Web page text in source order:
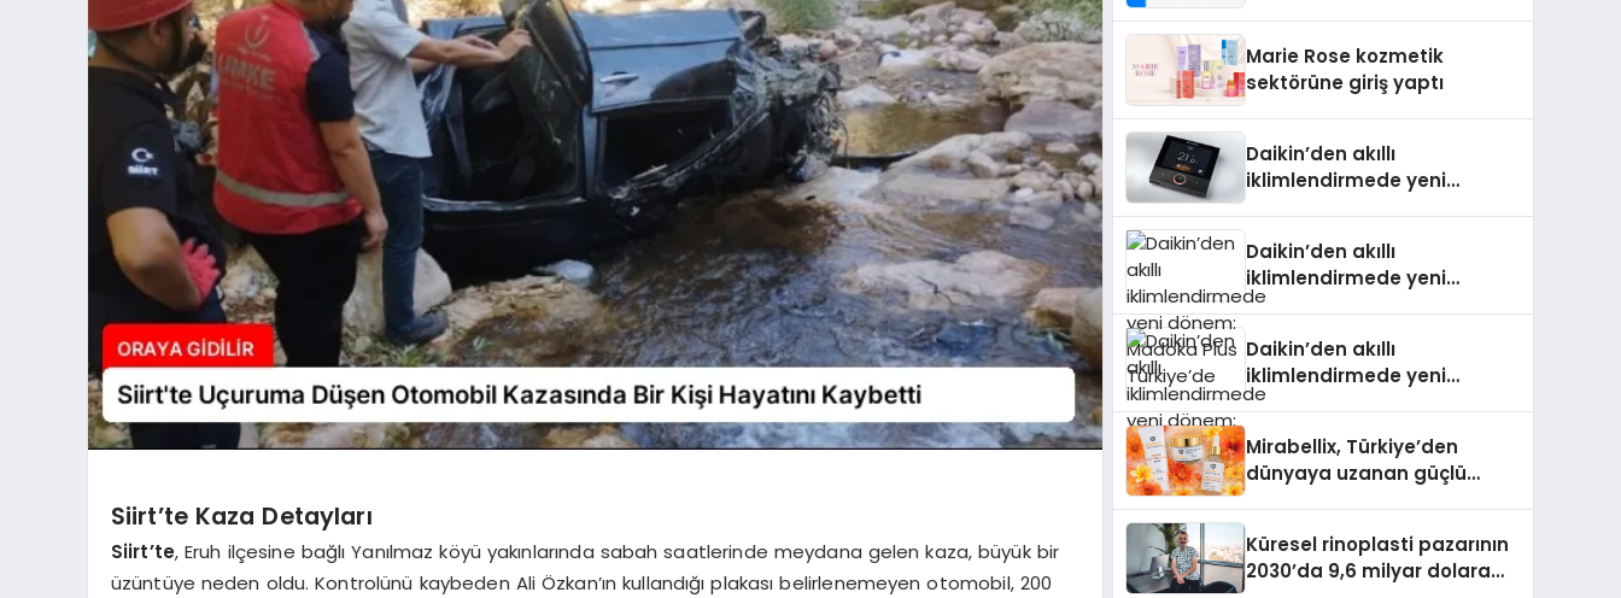
Siirt’te Kaza Detayları
Siirt’te, Eruh ilçesine bağlı Yanılmaz köyü yakınlarında sabah saatlerinde meydana gelen kaza, büyük bir
üzüntüye neden oldu. Kontrolünü kaybeden Ali Özkan’ın kullandığı plakası belirlenemeyen otomobil, 200
Aldı
Marie Rose kozmetik
sektörüne giriş yaptı
Daikin’den akıllı
iklimlendirmede yeni
Daikin’den akıllı
iklimlendirmede yeni
dönem: Madoka Plus
Daikin’den akıllı
iklimlendirmede yeni
dönem: Madoka Plus
Mirabellix, Türkiye’den
dünyaya uzanan güçlü
Küresel rinoplasti pazarının
2030’da 9,6 milyar dolara